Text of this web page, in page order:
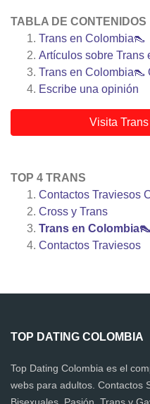
TABLA DE CONTENIDOS
Trans en Colombia👠
Artículos sobre Trans
Trans en Colombia👠
Escribe una opinión
Visita
TOP 4 TRANS
Contactos Traviesos
Cross y Trans
Trans en Colombia👠
Contactos Traviesos
TOP DATING COLOMBIA
Top Dating Colombia es el
webs para adultos. Contactos